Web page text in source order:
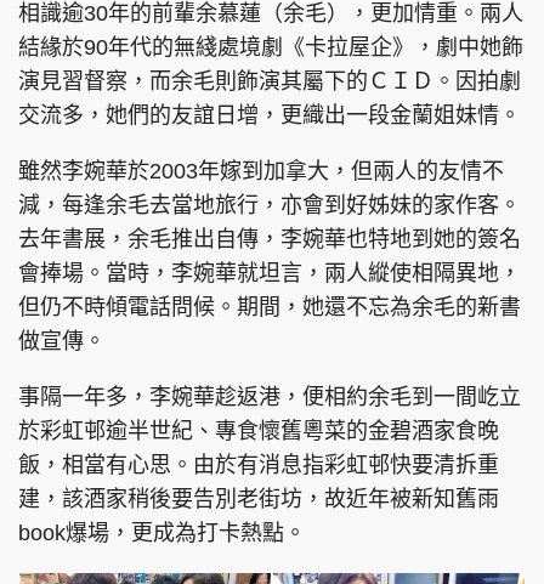
Copyright © 東周網 版權所有 . 不得轉載
©Eastweek.com.hk. All rights reserved.
相識逾30年的前輩余慕蓮（余毛），更加情重。兩人
結緣於90年代的無綫處境劇《卡拉屋企》，劇中她飾
演見習督察，而余毛則飾演其屬下的ＣＩＤ。因拍劇
交流多，她們的友誼日增，更織出一段金蘭姐妹情。
雖然李婉華於2003年嫁到加拿大，但兩人的友情不
減，每逢余毛去當地旅行，亦會到好姊妹的家作客。
去年書展，余毛推出自傳，李婉華也特地到她的簽名
會捧場。當時，李婉華就坦言，兩人縱使相隔異地，
但仍不時傾電話問候。期間，她還不忘為余毛的新書
做宣傳。
事隔一年多，李婉華趁返港，便相約余毛到一間屹立
於彩虹邨逾半世紀、專食懷舊粵菜的金碧酒家食晚
飯，相當有心思。由於有消息指彩虹邨快要清拆重
建，該酒家稍後要告別老街坊，故近年被新知舊雨
book爆場，更成為打卡熱點。